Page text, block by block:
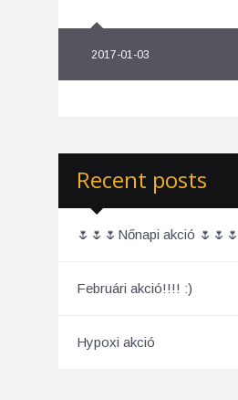
2017-01-03
Recent posts
🌷🌷🌷Nőnapi akció 🌷🌷🌷
Februári akció!!!! :)
Hypoxi akció